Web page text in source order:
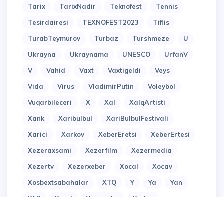
Tarix
TarixNadir Teknofest
Tennis
Tesirdairesi
TEXNOFEST2023
Tiflis
TurabTeymurov
Turbaz Turshmeze
U
Ukrayna
Ukraynama UNESCO
UrfanV
V
Vahid Vaxt Vaxtigeldi
Veys
Vida
Virus VladimirPutin
Voleybol
Vuqarbileceri
X Xal
XalqArtisti
Xank
Xaribulbul
XariBulbulFestivali
Xarici
Xarkov XeberEretsi
XeberErtesi
Xezeraxsami
Xezerfilm
Xezermedia
Xezertv
Xezerxeber Xocal
Xocav
Xosbextsabahalar
XTQ Y Ya
Yan